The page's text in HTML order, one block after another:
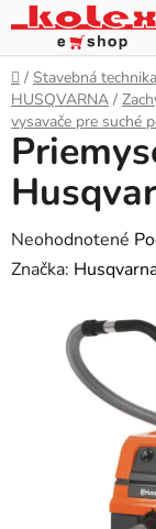
Prejsť
na
obsah
Domov
/ Stavebná technika
HUSQVARNA /
vysavače pre suché
Priemerné
hodnotenie
Neohodnotené
Značka: